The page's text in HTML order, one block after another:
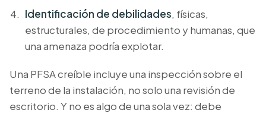
Identificación de debilidades, físicas,
estructurales, de procedimiento y humanas, que
una amenaza podría explotar.
Una PFSA creíble incluye una inspección sobre el
terreno de la instalación, no solo una revisión de
escritorio. Y no es algo de una sola vez: debe